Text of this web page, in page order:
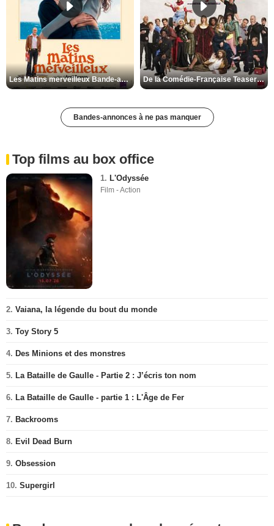
Les Matins merveilleux Bande-annonce VF De la Comédie-Française Teaser VF
Bandes-annonces à ne pas manquer
Top films au box office
1. L'Odyssée
Film - Action
2. Vaiana, la légende du bout du monde
3. Toy Story 5
4. Des Minions et des monstres
5. La Bataille de Gaulle - Partie 2 : J’écris ton nom
6. La Bataille de Gaulle - partie 1 : L'Âge de Fer
7. Backrooms
8. Evil Dead Burn
9. Obsession
10. Supergirl